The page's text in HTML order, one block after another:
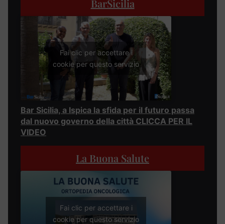
BarSicilia
Fai clic per accettare i
cookie per questo servizio
Bar Sicilia, a Ispica la sfida per il futuro passa
dal nuovo governo della città CLICCA PER IL
VIDEO
La Buona Salute
Fai clic per accettare i
cookie per questo servizio